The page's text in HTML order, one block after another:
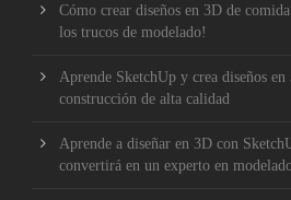
Cómo crear diseños en 3D de
los trucos de modelado!
Aprende SketchUp y crea diseños
construcción de alta calidad
Aprende a diseñar en 3D con
convertirá en un experto en